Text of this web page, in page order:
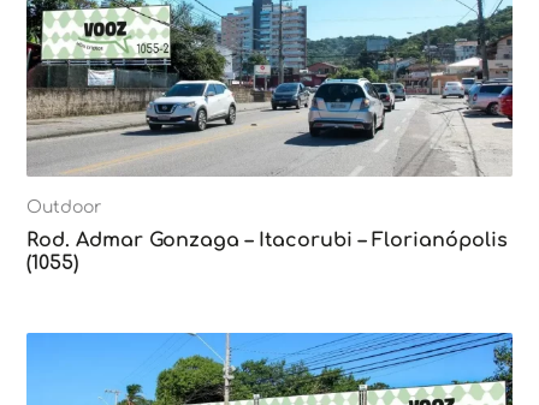
Outdoor
Rod. Admar Gonzaga – Itacorubi – Florianópolis
(1055)